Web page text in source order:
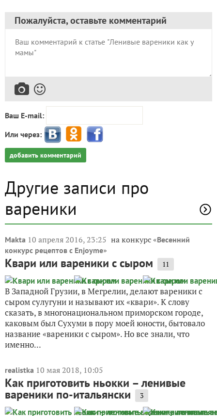
Пожалуйста, оставьте комментарий
Ваш E-mail:
Или через:
добавить комментарий
Другие записи про
вареники
Makta 10 апреля 2016, 23:25 на конкурс «Весенний
конкурс рецептов с Enjoyme»
Квари или вареники с сыром 11
В Западной Грузии, в Мегрелии, делают вареники с
сыром сулугуни и называют их «квари». К слову
сказать, в многонациональном приморском городе,
каковым был Сухуми в пору моей юности, бытовало
название «вареники с сыром». Но все знали, что
именно...
realistka 10 мая 2018, 10:05
Как приготовить ньокки – ленивые
вареники по-итальянски 3